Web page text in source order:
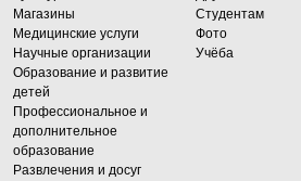
Магазины
Медицинские услуги
Научные организации
Образование и развитие
детей
Профессиональное и
дополнительное
образование
Развлечения и досуг
Студентам
Фото
Учёба